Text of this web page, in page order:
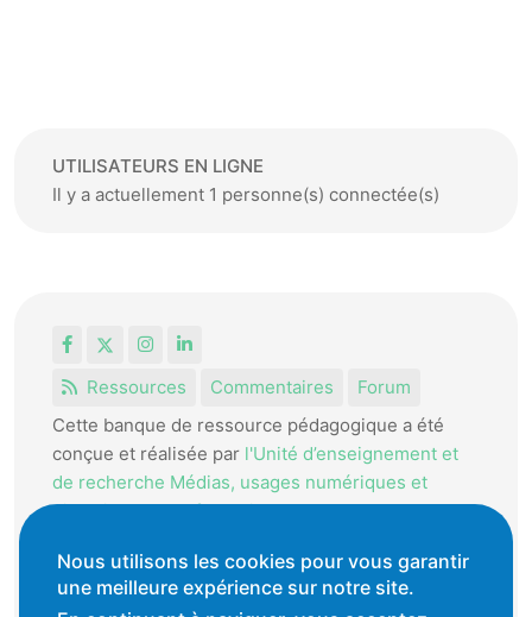
UTILISATEURS EN LIGNE
Il y a actuellement 1 personne(s) connectée(s)
FacebookInstagram
LinkedIn
Ressources
Commentaires
Forum
Cette banque de ressource pédagogique a été
conçue et réalisée par l'Unité d’enseignement et
de recherche Médias, usages numériques et
didactique de l’Informatique.
La HEP-VD met cet outil à disposition des
enseignantes et enseignants vaudois pour
Nous utilisons les cookies pour vous garantir
une meilleure expérience sur notre site.